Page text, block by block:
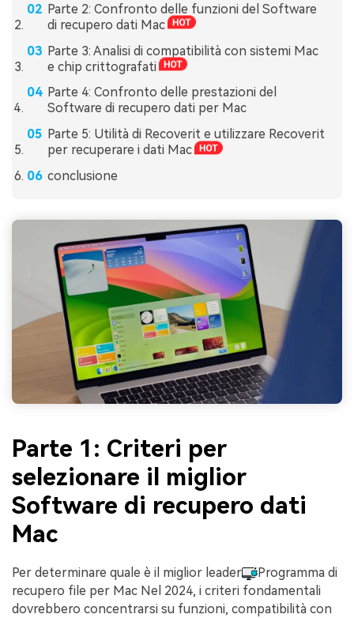
Parte 2: Confronto delle funzioni del Software
di recupero dati Mac
Parte 3: Analisi di compatibilità con sistemi Mac
e chip crittografati
Parte 4: Confronto delle prestazioni del
Software di recupero dati per Mac
Parte 5: Utilità di Recoverit e utilizzare Recoverit
per recuperare i dati Mac
conclusione
Parte 1: Criteri per
selezionare il miglior
Software di recupero dati
Mac
Per determinare quale è il miglior leader
Programma di
recupero file per Mac Nel 2024, i criteri fondamentali
dovrebbero concentrarsi su funzioni, compatibilità con